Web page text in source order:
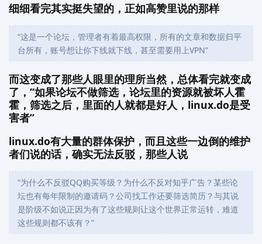
细细看完其实挺失望的，正如高赞里说的那样
“这是一个论坛，管理者有着最高权限，所有的文章和数据归平
台所有，账号想让你下线就下线，甚至需要用上VPN”
而这变成了那些人眼里的理所当然，总体看完就变成
了，“如果论坛不做筛选，论坛里的资源就被坏人霍
霍，筛选之后，里面的人就都是好人，linux.do是受
害者”
linux.do有大量的群体保护，而且这些一边倒的维护
者们说的话，确实无法反驳，那些人说
“为什么不反驳QQ购买等级？为什么不反对知乎广告？某些论
坛也有每年限制的邀请码？公司找工作还要筛选简历？与其说
是阶级不如说正因为有了这些规则让这个世界正常运转，难道
这些规则都不该有？”